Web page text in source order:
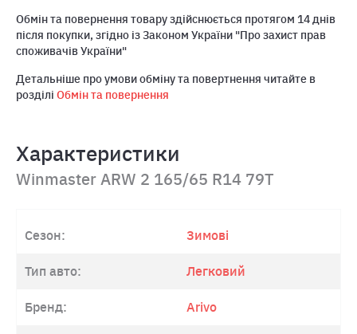
Обмін та повернення товару здійснюється протягом 14 днів
після покупки, згідно із Законом України "Про захист прав
споживачів України"
Детальніше про умови обміну та повертнення читайте в
розділі Обмін та повернення
Характеристики
Winmaster ARW 2 165/65 R14 79T
Сезон: Зимові
Тип авто: Легковий
Бренд: Arivo